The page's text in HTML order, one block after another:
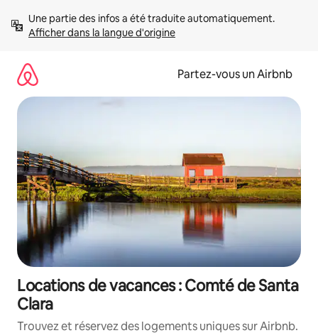
directement
Afficher dans la langue d'origine
Partez-vous un Airbnb
Locations de vacances : Comté de Santa
Clara
Trouvez et réservez des logements uniques sur Airbnb.